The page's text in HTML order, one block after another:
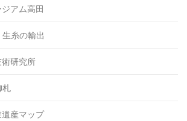
アム高田
糸の輸出
研究所
札
産マップ